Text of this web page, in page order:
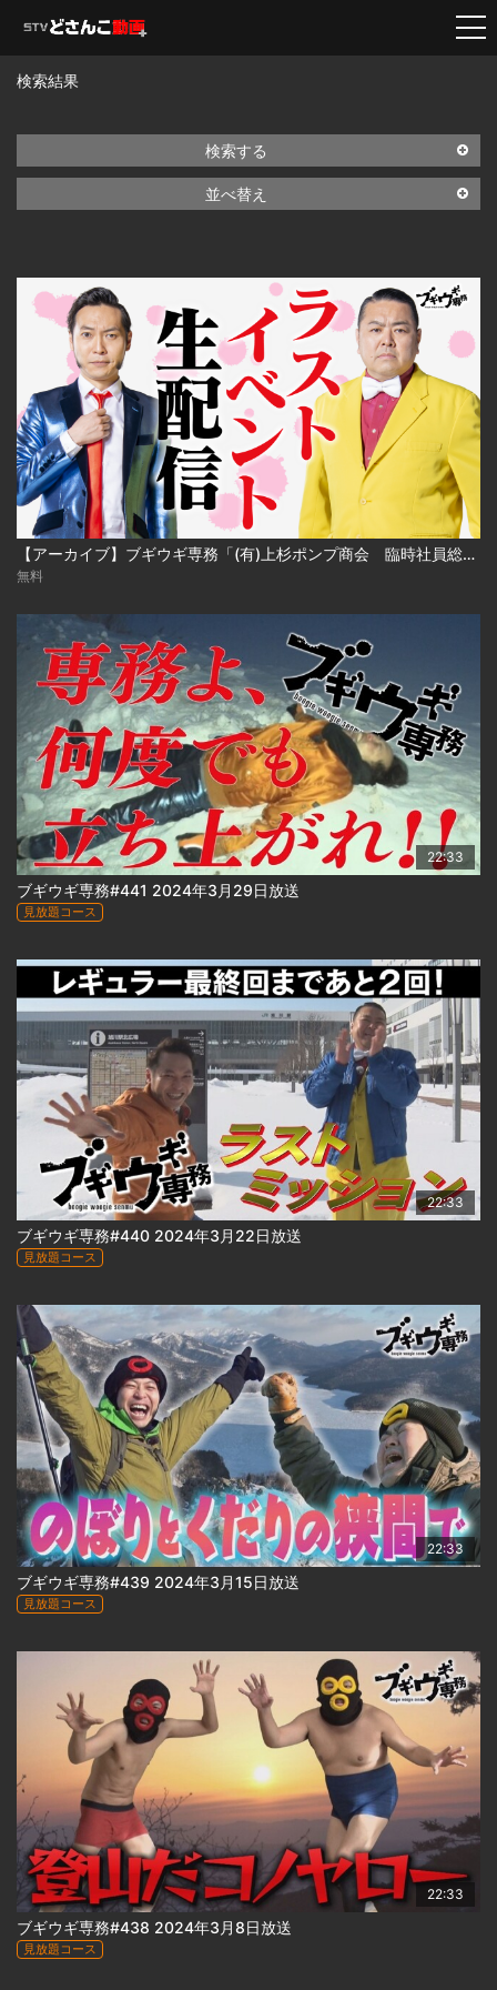
検索結果
検索する
並べ替え
【アーカイブ】ブギウギ専務「(有)上杉ポンプ商会 臨時社員総会」
無料
22:33
ブギウギ専務#441 2024年3月29日放送
見放題コース
22:33
ブギウギ専務#440 2024年3月22日放送
見放題コース
22:33
ブギウギ専務#439 2024年3月15日放送
見放題コース
22:33
ブギウギ専務#438 2024年3月8日放送
見放題コース